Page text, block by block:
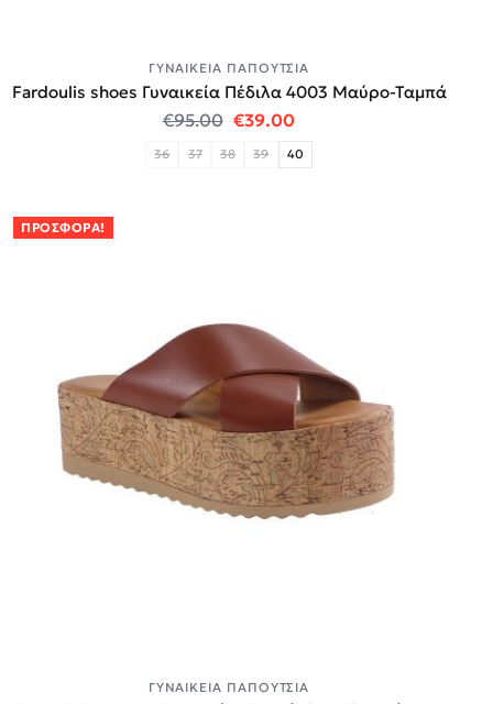
ΓΥΝΑΙΚΕΊΑ ΠΑΠΟΎΤΣΙΑ
Fardoulis shoes Γυναικεία Πέδιλα 4003 Μαύρο-Ταμπά
€95.00 Original price was: €95.00.
€39.00Η τρέχουσα τιμή
36 37 38 39 40
ΠΡΟΣΦΟΡΆ!
ΓΥΝΑΙΚΕΊΑ ΠΑΠΟΎΤΣΙΑ